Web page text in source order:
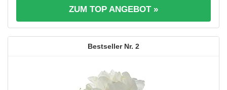
ZUM TOP ANGEBOT »
2